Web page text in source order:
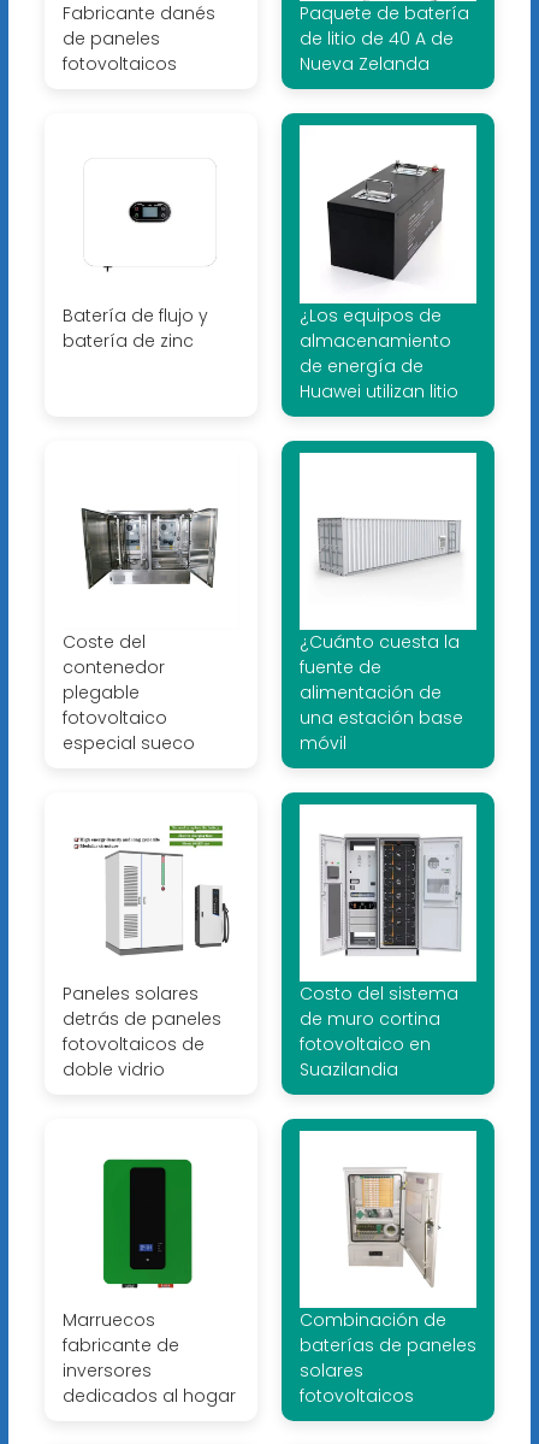
Fabricante danés
de paneles
fotovoltaicos
Paquete de batería
de litio de 40 A de
Nueva Zelanda
Batería de flujo y
batería de zinc
¿Los equipos de
almacenamiento
de energía de
Huawei utilizan litio
Coste del
contenedor
plegable
fotovoltaico
especial sueco
¿Cuánto cuesta la
fuente de
alimentación de
una estación base
móvil
Paneles solares
detrás de paneles
fotovoltaicos de
doble vidrio
Costo del sistema
de muro cortina
fotovoltaico en
Suazilandia
Marruecos
fabricante de
inversores
dedicados al hogar
Combinación de
baterías de paneles
solares
fotovoltaicos